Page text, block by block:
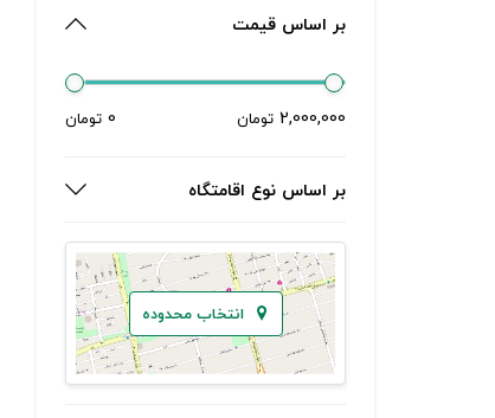
بر اساس قیمت
0 تومان 2,000,000 تومان
بر اساس نوع اقامتگاه
انتخاب محدوده